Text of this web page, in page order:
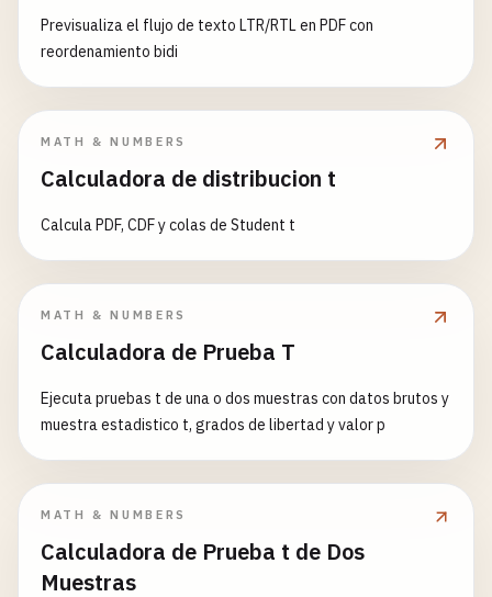
Previsualiza el flujo de texto LTR/RTL en PDF con
reordenamiento bidi
MATH & NUMBERS
Calculadora de distribucion t
Calcula PDF, CDF y colas de Student t
MATH & NUMBERS
Calculadora de Prueba T
Ejecuta pruebas t de una o dos muestras con datos brutos y
muestra estadistico t, grados de libertad y valor p
MATH & NUMBERS
Calculadora de Prueba t de Dos
Muestras